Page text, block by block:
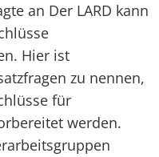
an Der LARD kann
Hier ist
zu nennen,
für
werden.